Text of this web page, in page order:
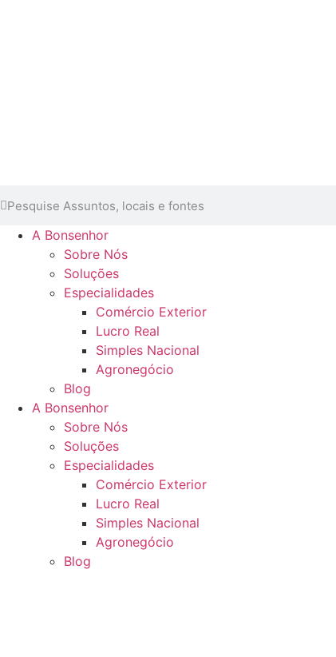
A Bonsenhor
Sobre Nós
Soluções
Especialidades
Comércio Exterior
Lucro Real
Simples Nacional
Agronegócio
Blog
A Bonsenhor
Sobre Nós
Soluções
Especialidades
Comércio Exterior
Lucro Real
Simples Nacional
Agronegócio
Blog